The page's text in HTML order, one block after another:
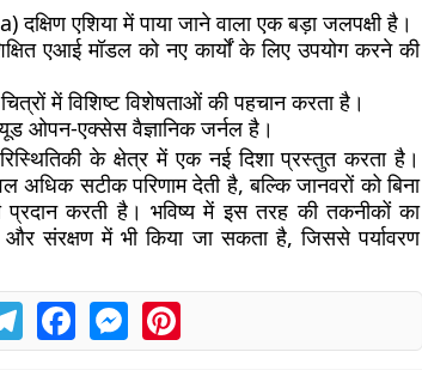
एशिया में पाया जाने वाला एक बड़ा जलपक्षी है।
एआई मॉडल को नए कार्यों के लिए उपयोग करने की
में विशिष्ट विशेषताओं की पहचान करता है।
ओपन-एक्सेस वैज्ञानिक जर्नल है।
के क्षेत्र में एक नई दिशा प्रस्तुत करता है।
सटीक परिणाम देती है, बल्कि जानवरों को बिना
प्रदान करती है। भविष्य में इस तरह की तकनीकों का
संरक्षण में भी किया जा सकता है, जिससे पर्यावरण
TelegramFacebookMessengerPinterest